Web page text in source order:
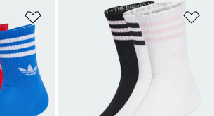
Dodaj do listy życzeń